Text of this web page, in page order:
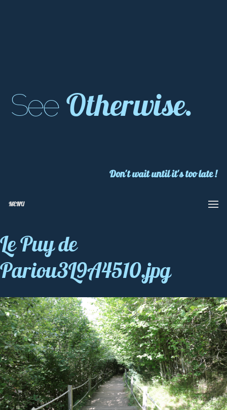
See Otherwise.
Don't wait until it's too late !
MENU
Le Puy de
Pariou3L9A4510.jpg